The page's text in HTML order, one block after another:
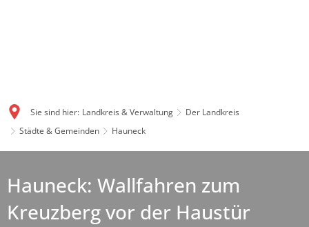
Sie sind hier: Landkreis & Verwaltung
Der Landkreis
Städte & Gemeinden
Hauneck
Hauneck: Wallfahren zum
Kreuzberg vor der Haustür